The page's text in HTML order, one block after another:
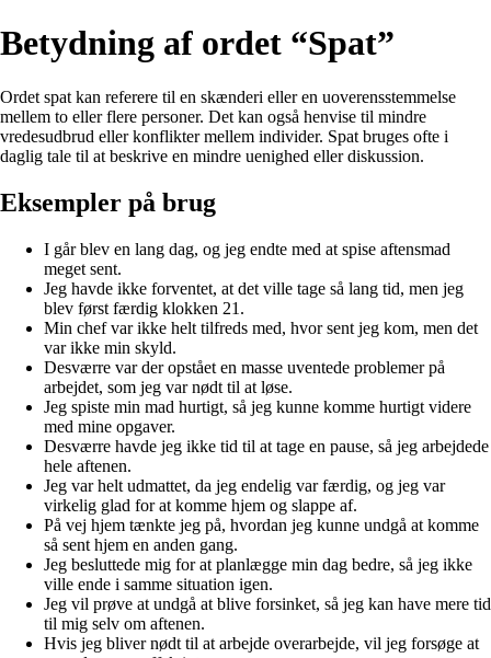
Betydning af ordet “Spat”
Ordet spat kan referere til en skænderi eller en uoverensstemmelse
mellem to eller flere personer. Det kan også henvise til mindre
vredesudbrud eller konflikter mellem individer. Spat bruges ofte i
daglig tale til at beskrive en mindre uenighed eller diskussion.
Eksempler på brug
I går blev en lang dag, og jeg endte med at spise aftensmad
meget sent.
Jeg havde ikke forventet, at det ville tage så lang tid, men jeg
blev først færdig klokken 21.
Min chef var ikke helt tilfreds med, hvor sent jeg kom, men det
var ikke min skyld.
Desværre var der opstået en masse uventede problemer på
arbejdet, som jeg var nødt til at løse.
Jeg spiste min mad hurtigt, så jeg kunne komme hurtigt videre
med mine opgaver.
Desværre havde jeg ikke tid til at tage en pause, så jeg arbejdede
hele aftenen.
Jeg var helt udmattet, da jeg endelig var færdig, og jeg var
virkelig glad for at komme hjem og slappe af.
På vej hjem tænkte jeg på, hvordan jeg kunne undgå at komme
så sent hjem en anden gang.
Jeg besluttede mig for at planlægge min dag bedre, så jeg ikke
ville ende i samme situation igen.
Jeg vil prøve at undgå at blive forsinket, så jeg kan have mere tid
til mig selv om aftenen.
Hvis jeg bliver nødt til at arbejde overarbejde, vil jeg forsøge at